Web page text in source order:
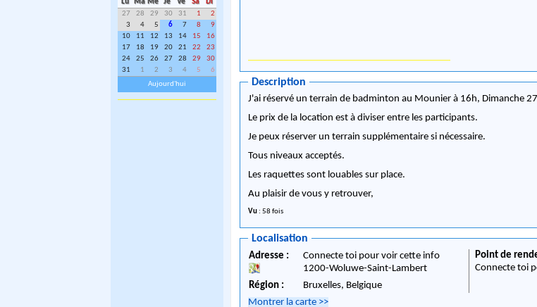
Lu
Ma Me Je Ve Sa
Di
27
28 29 30 31 1
2
3
4 5 6 7 8
9
10
11 12 13 14 15
16
17
18 19 20 21 22
23
24
25 26 27 28 29
30
31
1 2 3 4 5
6
Aujourd'hui
Description
J'ai réservé un terrain de badminton au Mounier à 16h, Dimanche
Le prix de la location est à diviser entre les participants.
Je peux réserver un terrain supplémentaire si nécessaire.
Tous niveaux acceptés.
Les raquettes sont louables sur place.
Au plaisir de vous y retrouver,
Vu : 58 fois
Localisation
Adresse :
Connecte toi pour voir cette info
1200-Woluwe-Saint-Lambert
Région :
Bruxelles, Belgique
Point de
Connecte toi
Montrer la carte >>